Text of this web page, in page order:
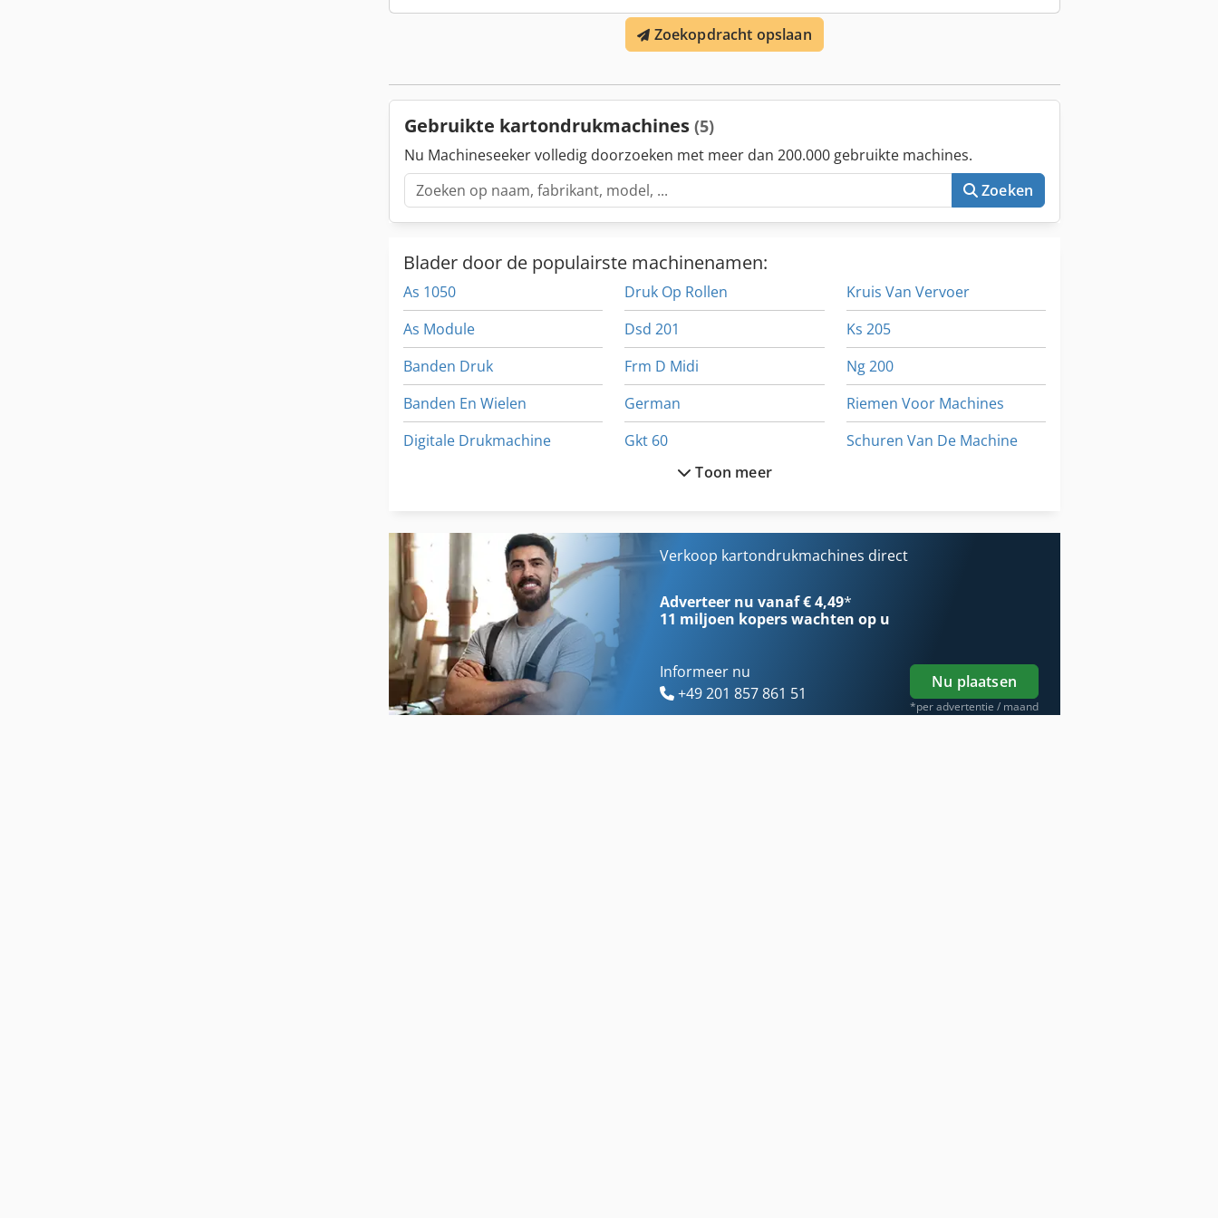
Printoppervlak: 1.230 x 2.032 mm Productiesnelheid: tot 10.000 vellen/uur Stacker: BOBST RECEPTION
FLEXO Non-stop systeem voor een continue productiestroom Semi-automatische invoer van het loslaatvel
Zoekopdracht opslaan
Gebruikte kartondrukmachines (5)
Nu Machineseeker volledig doorzoeken met meer dan 200.000 gebruikte machines.
Zoeken
Blader door de populairste machinenamen:
As 1050
As Module
Banden Druk
Banden En Wielen
Digitale Drukmachine
Draaibare Kop
Druk Op
Druk Op Rollen
Dsd 201
Frm D Midi
German
Gkt 60
Kgs 1670
Kruis Van Vervoer
Ks 205
Ng 200
Riemen Voor Machines
Schuren Van De Machine
Toon meer
Verkoop kartondrukmachines direct
Adverteer nu vanaf € 4,49*
11 miljoen koperswachten op u
Informeer nu
+49 201 857 861 51
Nu plaatsen
*per advertentie / maand